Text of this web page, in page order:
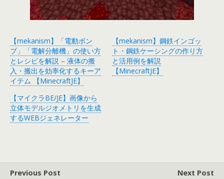
【mekanism】「電動ポン
プ」「電解分離機」の使い方
とレシピを解説 – 液体の搬
入・搬出を効率化するキーア
イテム 【MinecraftJE】
【mekanism】鋼鉄インゴッ
ト・鋼鉄ケーシングの作り方
と活用例を解説
【MinecraftJE】
【マイクラBE/JE】画像から
立体モデルジオメトリを生成
するWEBジェネレーター
Previous Post
Next Post